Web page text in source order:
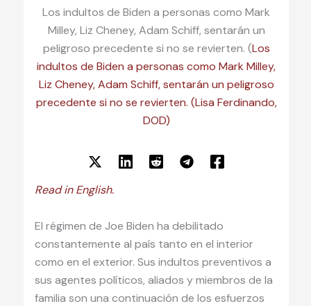
Los indultos de Biden a personas como Mark
Milley, Liz Cheney, Adam Schiff, sentarán un
peligroso precedente si no se revierten. (Los
indultos de Biden a personas como Mark Milley,
Liz Cheney, Adam Schiff, sentarán un peligroso
precedente si no se revierten. (Lisa Ferdinando,
DOD)
Read in English.
El régimen de Joe Biden ha debilitado
constantemente al país tanto en el interior
como en el exterior. Sus indultos preventivos a
sus agentes políticos, aliados y miembros de la
familia son una continuación de los esfuerzos